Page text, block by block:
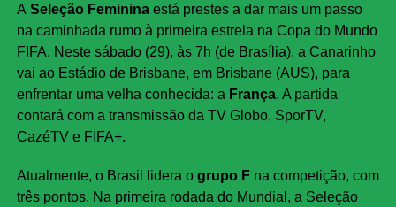
Share
A Seleção Feminina está prestes a dar mais um passo
na caminhada rumo à primeira estrela na Copa do Mundo
FIFA. Neste sábado (29), às 7h (de Brasília), a Canarinho
vai ao Estádio de Brisbane, em Brisbane (AUS), para
enfrentar uma velha conhecida: a França. A partida
contará com a transmissão da TV Globo, SporTV,
CazéTV e FIFA+.
Atualmente, o Brasil lidera o grupo Fna competição, com
três pontos. Na primeira rodada do Mundial, a Seleção